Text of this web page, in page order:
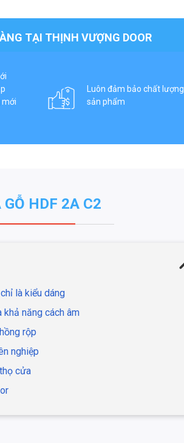
TẠI THỊNH VƯỢNG DOOR
mới
Luôn đảm bảo chất lượng
sản phẩm
GỖ HDF 2A C2
là kiểu dáng
khả năng cách âm
rộp
nghiệp
cửa